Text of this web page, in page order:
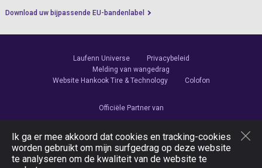
Ik ga er mee akkoord dat cookies en tracking-cookies
worden gebruikt om mijn surfgedrag op deze website
te analyseren om de kwaliteit van de website te
Download uw bijpassende EU-bandenlabel
Laufenn Universe
Privacybeleid
Melding van wangedrag
Website Hankook Tire & Technology
Colofon
Officiële Partner van